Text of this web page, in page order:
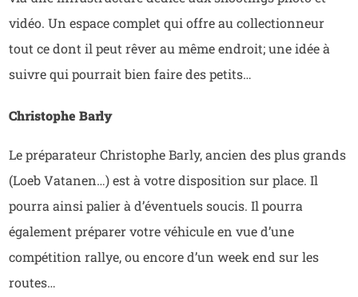
vidéo. Un espace complet qui offre au collectionneur
tout ce dont il peut rêver au même endroit; une idée à
suivre qui pourrait bien faire des petits…
Christophe Barly
Le préparateur Christophe Barly, ancien des plus grands
(Loeb Vatanen…) est à votre disposition sur place. Il
pourra ainsi palier à d’éventuels soucis. Il pourra
également préparer votre véhicule en vue d’une
compétition rallye, ou encore d’un week end sur les
routes…